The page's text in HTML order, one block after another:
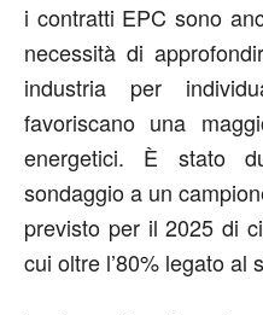
i contratti EPC sono
necessità di
industria per
favoriscano una
energetici. È stato
sondaggio a un
previsto per il 2025 di
cui oltre l’80% legato al